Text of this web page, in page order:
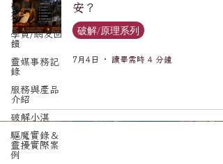
破解/原理系
列
學員/網友回
饋
靈媒事務記
錄
服務與產品
介紹
破解小湛
驅魔實錄＆
靈擾實際案
例
安？
破解/原理系列
7月4日 讀畢需時 4 分鐘